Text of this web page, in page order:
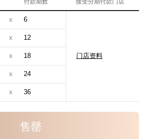
付款期数 接受分期付款门店
x 6
门店资料
x 12
x 18
x 24
x 36
售罄